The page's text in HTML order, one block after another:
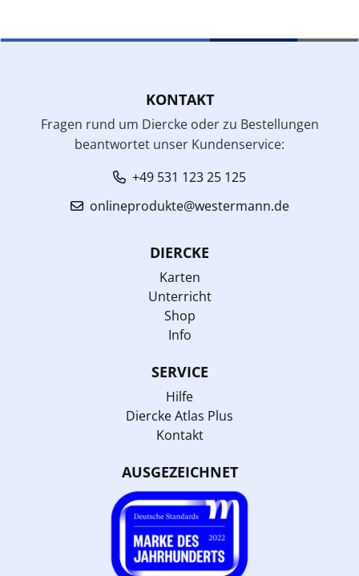
KONTAKT
Fragen rund um Diercke oder zu Bestellungen
beantwortet unser Kundenservice:
+49 531 123 25 125
onlineprodukte@westermann.de
DIERCKE
Karten
Unterricht
Shop
Info
SERVICE
Hilfe
Diercke Atlas Plus
Kontakt
AUSGEZEICHNET